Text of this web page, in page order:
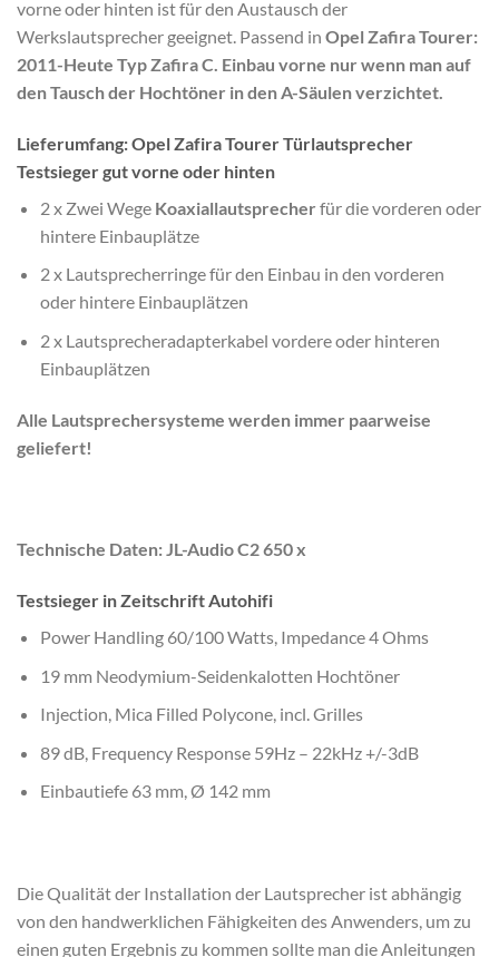
vorne oder hinten ist für den Austausch der
Werkslautsprecher geeignet. Passend in Opel Zafira Tourer:
2011-Heute Typ Zafira C. Einbau vorne nur wenn man auf
den Tausch der Hochtöner in den A-Säulen verzichtet.
Lieferumfang: Opel Zafira Tourer Türlautsprecher
Testsieger gut vorne oder hinten
2 x Zwei Wege Koaxiallautsprecher für die vorderen oder
hintere Einbauplätze
2 x Lautsprecherringe für den Einbau in den vorderen
oder hintere Einbauplätzen
2 x Lautsprecheradapterkabel vordere oder hinteren
Einbauplätzen
Alle Lautsprechersysteme werden immer paarweise
geliefert!
Technische Daten: JL-Audio C2 650 x
Testsieger in Zeitschrift Autohifi
Power Handling 60/100 Watts, Impedance 4 Ohms
19 mm Neodymium-Seidenkalotten Hochtöner
Injection, Mica Filled Polycone, incl. Grilles
89 dB, Frequency Response 59Hz – 22kHz +/-3dB
Einbautiefe 63 mm, Ø 142 mm
Die Qualität der Installation der Lautsprecher ist abhängig
von den handwerklichen Fähigkeiten des Anwenders, um zu
einen guten Ergebnis zu kommen sollte man die Anleitungen